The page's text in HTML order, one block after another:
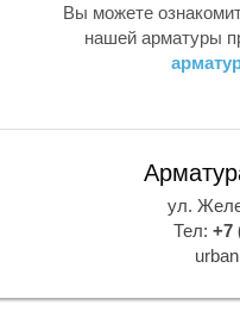
М
Т
Вы можете
нашей арматуры
ул.
Тел: +7